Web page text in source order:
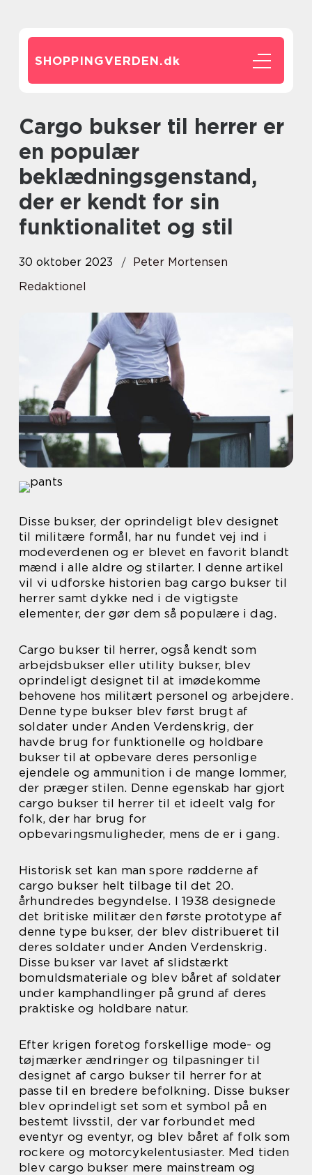
SHOPPINGVERDEN.dk
Cargo bukser til herrer er
en populær
beklædningsgenstand,
der er kendt for sin
funktionalitet og stil
30 oktober 2023
Peter Mortensen
Redaktionel
Disse bukser, der oprindeligt blev designet
til militære formål, har nu fundet vej ind i
modeverdenen og er blevet en favorit blandt
mænd i alle aldre og stilarter. I denne artikel
vil vi udforske historien bag cargo bukser til
herrer samt dykke ned i de vigtigste
elementer, der gør dem så populære i dag.
Cargo bukser til herrer, også kendt som
arbejdsbukser eller utility bukser, blev
oprindeligt designet til at imødekomme
behovene hos militært personel og arbejdere.
Denne type bukser blev først brugt af
soldater under Anden Verdenskrig, der
havde brug for funktionelle og holdbare
bukser til at opbevare deres personlige
ejendele og ammunition i de mange lommer,
der præger stilen. Denne egenskab har gjort
cargo bukser til herrer til et ideelt valg for
folk, der har brug for
opbevaringsmuligheder, mens de er i gang.
Historisk set kan man spore rødderne af
cargo bukser helt tilbage til det 20.
århundredes begyndelse. I 1938 designede
det britiske militær den første prototype af
denne type bukser, der blev distribueret til
deres soldater under Anden Verdenskrig.
Disse bukser var lavet af slidstærkt
bomuldsmateriale og blev båret af soldater
under kamphandlinger på grund af deres
praktiske og holdbare natur.
Efter krigen foretog forskellige mode- og
tøjmærker ændringer og tilpasninger til
designet af cargo bukser til herrer for at
passe til en bredere befolkning. Disse bukser
blev oprindeligt set som et symbol på en
bestemt livsstil, der var forbundet med
eventyr og eventyr, og blev båret af folk som
rockere og motorcykelentusiaster. Med tiden
blev cargo bukser mere mainstream og